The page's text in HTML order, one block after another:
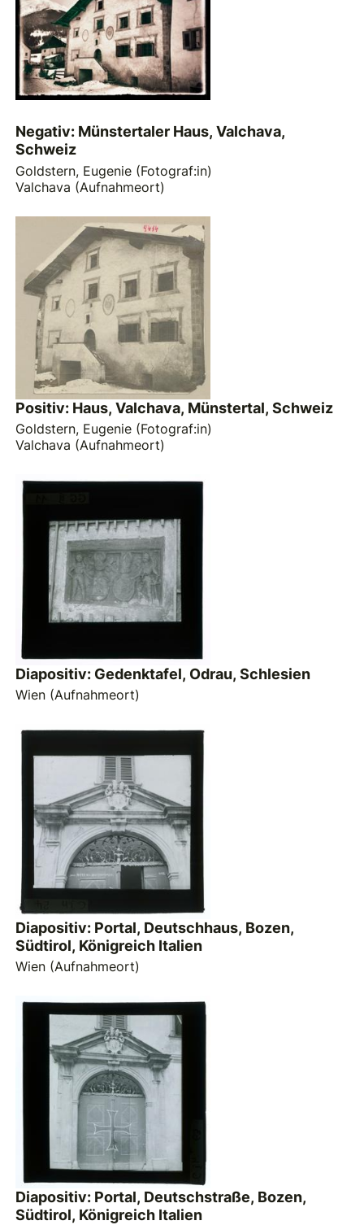
Negativ: Münstertaler Haus, Valchava,
Schweiz
Goldstern, Eugenie (Fotograf:in)
Valchava (Aufnahmeort)
Positiv: Haus, Valchava, Münstertal, Schweiz
Goldstern, Eugenie (Fotograf:in)
Valchava (Aufnahmeort)
Diapositiv: Gedenktafel, Odrau, Schlesien
Wien (Aufnahmeort)
Diapositiv: Portal, Deutschhaus, Bozen,
Südtirol, Königreich Italien
Wien (Aufnahmeort)
Diapositiv: Portal, Deutschstraße, Bozen,
Südtirol, Königreich Italien